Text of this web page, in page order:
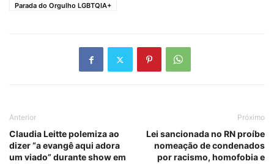
Parada do Orgulho LGBTQIA+
Anterior
Claudia Leitte polemiza ao
dizer “a evangê aqui adora
um viado” durante show em
Próximo
Lei sancionada no RN proíbe
nomeação de condenados
por racismo, homofobia e